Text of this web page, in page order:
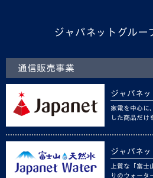
ジャパネットグルー
通信販売事業
ジャパネ
家電を中心に
した商品だけ
ジャパネ
上質な「富士
りのウォータ